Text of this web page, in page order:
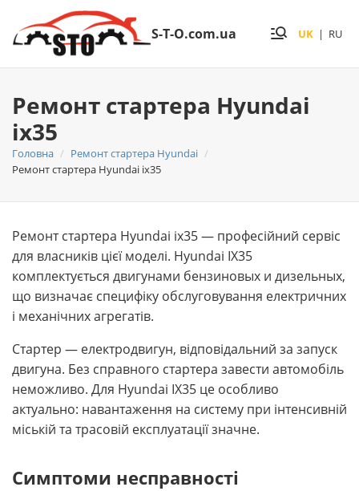
S-T-O.com.ua UK | RU
Ремонт стартера Hyundai
ix35
Головна
Ремонт стартера Hyundai
Ремонт стартера Hyundai ix35
Ремонт стартера Hyundai ix35 — професійний сервіс
для власників цієї моделі. Hyundai IX35
комплектується двигунами бензиновых и дизельных,
що визначає специфіку обслуговування електричних
і механічних агрегатів.
Стартер — електродвигун, відповідальний за запуск
двигуна. Без справного стартера завести автомобіль
неможливо. Для Hyundai IX35 це особливо
актуально: навантаження на систему при інтенсивній
міській та трасовій експлуатації значне.
Симптоми несправності